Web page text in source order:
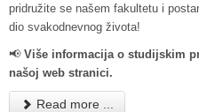
pridružite se našem fakultetu i
dio svakodnevnog života!
📢 Više informacija o studijskim
našoj web stranici.
Read more ...